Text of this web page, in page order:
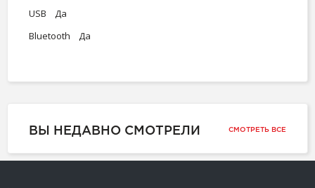
USB Да
Bluetooth Да
ВЫ НЕДАВНО СМОТРЕЛИ СМОТРЕТЬ ВСЕ